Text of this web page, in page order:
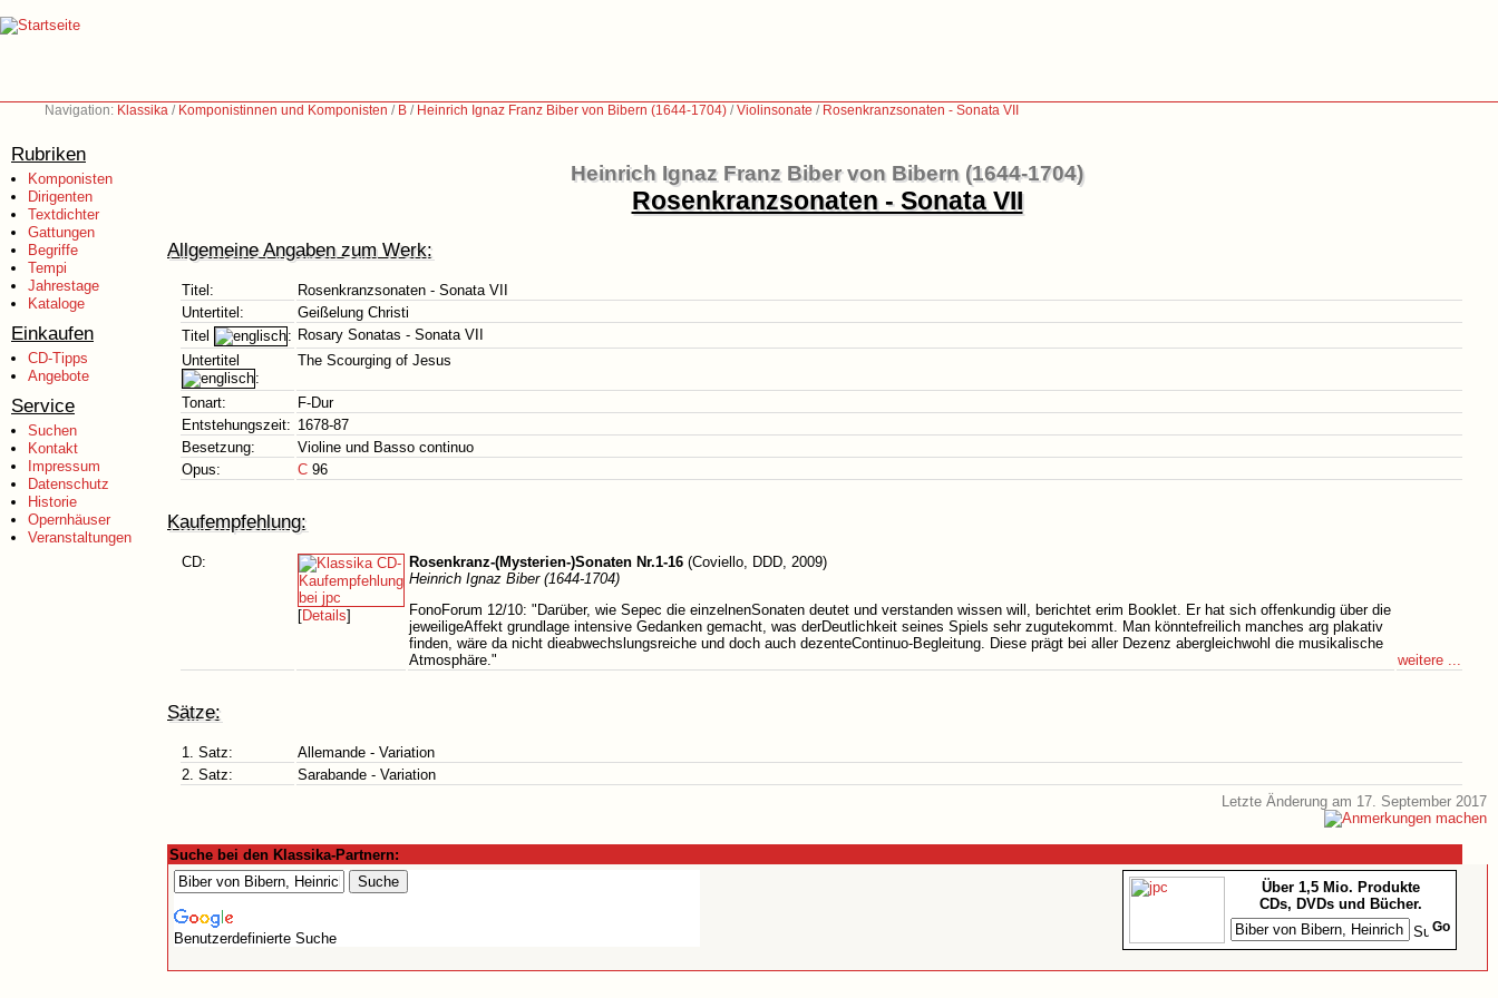
Navigation: Klassika / Komponistinnen und Komponisten / B / Heinrich Ignaz Franz Biber von Bibern (1644-1704) /Violinsonate / Rosenkranzsonaten - Sonata VII
Rubriken
Komponisten
Dirigenten
Textdichter
Gattungen
Begriffe
Tempi
Jahrestage
Kataloge
Einkaufen
CD-Tipps
Angebote
Service
Suchen
Kontakt
Impressum
Datenschutz
Historie
Opernhäuser
Veranstaltungen
Heinrich Ignaz Franz Biber von Bibern (1644-1704)
Rosenkranzsonaten - Sonata VII
Allgemeine Angaben zum Werk:
Titel:
Rosenkranzsonaten - Sonata VII
Untertitel:
Geißelung Christi
Titel
: Rosary Sonatas - Sonata VII
Untertitel
:
The Scourging of Jesus
Tonart:
F-Dur
Entstehungszeit: 1678-87
Besetzung:
Violine und Basso continuo
Opus:
C 96
Kaufempfehlung:
CD:
[Details]
Rosenkranz-(Mysterien-)Sonaten Nr.1-16 (Coviello, DDD, 2009)
Heinrich Ignaz Biber (1644-1704)
FonoForum 12/10: "Darüber, wie Sepec die einzelnenSonaten deutet und verstanden wissen will, berichtet erim Booklet. Er hat sich offenkundig über die
jeweiligeAffekt grundlage intensive Gedanken gemacht, was derDeutlichkeit seines Spiels sehr zugutekommt. Man könntefreilich manches arg plakativ
finden, wäre da nicht dieabwechslungsreiche und doch auch dezenteContinuo-Begleitung. Diese prägt bei aller Dezenz abergleichwohl die musikalische
Atmosphäre."
weitere ...
Sätze:
1. Satz:
Allemande - Variation
2. Satz:
Sarabande - Variation
Letzte Änderung am 17. September 2017
Suche bei den Klassika-Partnern:
Benutzerdefinierte Suche
Über 1,5 Mio. Produkte
CDs, DVDs und Bücher.
Go